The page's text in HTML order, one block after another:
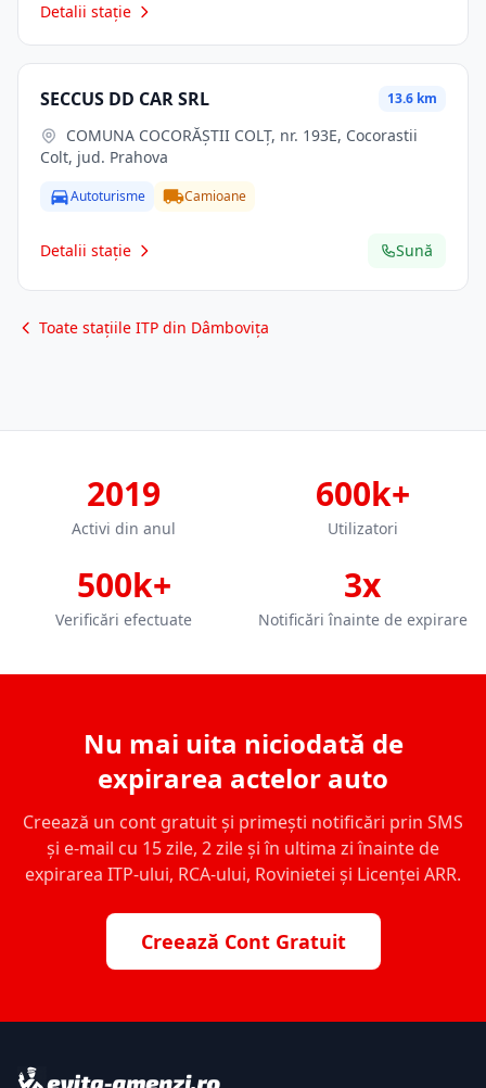
Detalii stație
SECCUS DD CAR SRL 13.6 km
Colt, jud. Prahova
Autoturisme Camioane
Detalii stație Sună
Toate stațiile ITP din Dâmbovița
2019
Activi din anul
600k+
Utilizatori
500k+
Verificări efectuate
3x
Notificări înainte de expirare
Nu mai uita niciodată de
expirarea actelor auto
Creează un cont gratuit și primești notificări prin SMS
și e-mail cu 15 zile, 2 zile și în ultima zi înainte de
expirarea ITP-ului, RCA-ului, Rovinietei și Licenței ARR.
Creează Cont Gratuit